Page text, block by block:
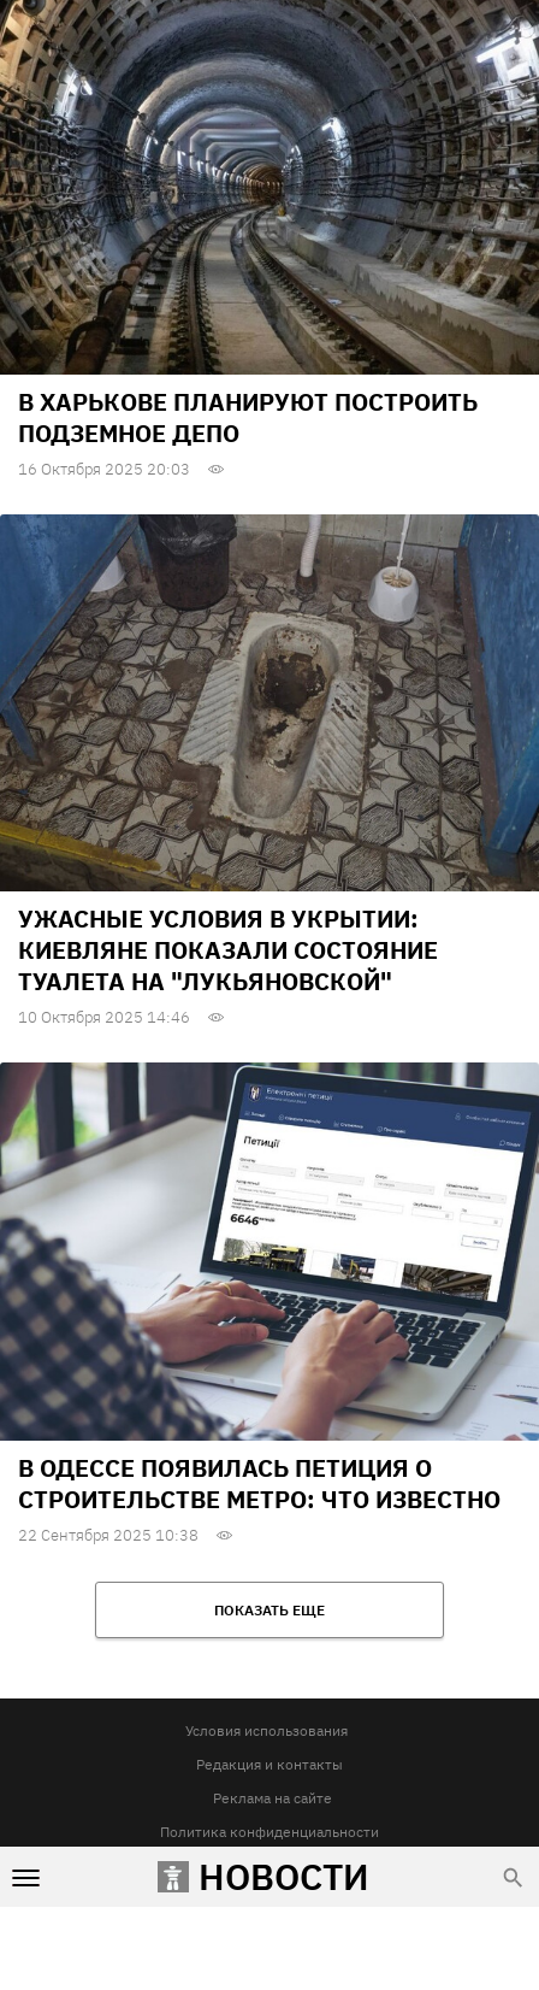
НОВОСТИ
В ХАРЬКОВЕ ПЛАНИРУЮТ ПОСТРОИТЬ
ПОДЗЕМНОЕ ДЕПО
16 Октября 2025 20:03
УЖАСНЫЕ УСЛОВИЯ В УКРЫТИИ:
КИЕВЛЯНЕ ПОКАЗАЛИ СОСТОЯНИЕ
ТУАЛЕТА НА "ЛУКЬЯНОВСКОЙ"
10 Октября 2025 14:46
В ОДЕССЕ ПОЯВИЛАСЬ ПЕТИЦИЯ О
СТРОИТЕЛЬСТВЕ МЕТРО: ЧТО ИЗВЕСТНО
22 Сентября 2025 10:38
ПОКАЗАТЬ ЕЩЕ
Условия использования
Редакция и контакты
Реклама на сайте
Политика конфиденциальности